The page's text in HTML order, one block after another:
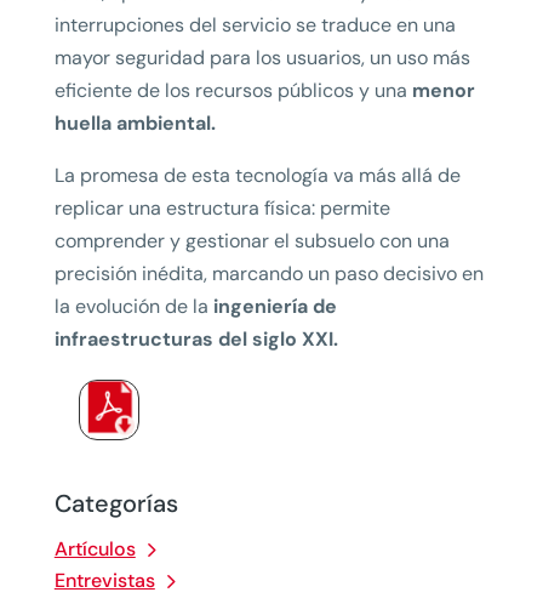
Categorías
Artículos
Entrevistas
interrupciones del servicio se traduce en una
mayor seguridad para los usuarios, un uso más
eficiente de los recursos públicos y una menor
huella ambiental.
La promesa de esta tecnología va más allá de
replicar una estructura física: permite
comprender y gestionar el subsuelo con una
precisión inédita, marcando un paso decisivo en
la evolución de la ingeniería de
infraestructuras del siglo XXI.